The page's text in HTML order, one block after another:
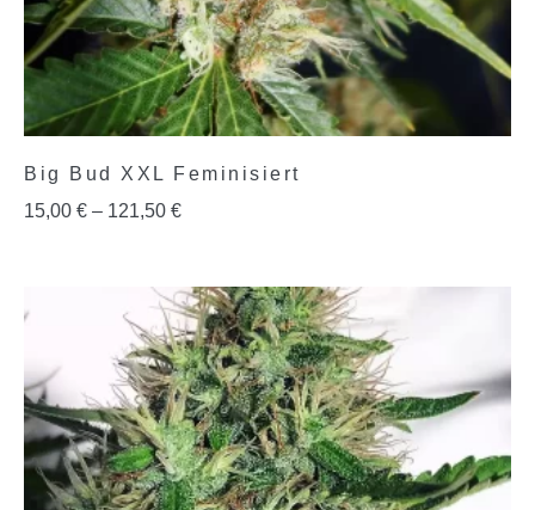
Big Bud XXL Feminisiert
15,00 € – 121,50 €